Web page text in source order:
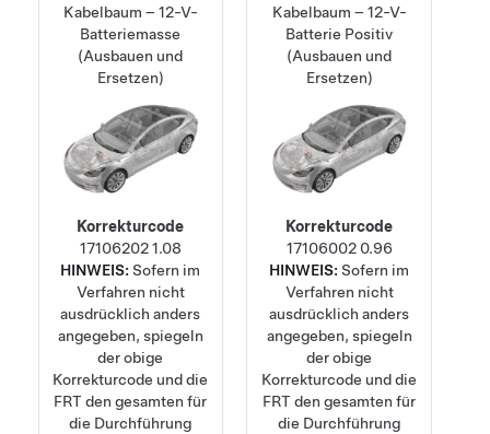
Kabelbaum – 12-V-
Batteriemasse
(Ausbauen und
Ersetzen)
Korrekturcode
171062021.08
HINWEIS:Sofern im
Verfahren nicht
ausdrücklich anders
angegeben, spiegeln
der obige
Korrekturcode und die
FRT den gesamten für
die Durchführung
Kabelbaum – 12-V-
Batterie Positiv
(Ausbauen und
Ersetzen)
Korrekturcode
17106002 0.96
HINWEIS:Sofern im
Verfahren nicht
ausdrücklich anders
angegeben, spiegeln
der obige
Korrekturcode und die
FRT den gesamten für
die Durchführung